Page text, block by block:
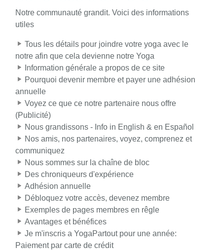
Notre communauté grandit. Voici des informations
utiles
Tous les détails pour joindre votre yoga avec le
notre afin que cela devienne notre Yoga
Information générale a propos de ce site
Pourquoi devenir membre et payer une adhésion
annuelle
Voyez ce que ce notre partenaire nous offre
(Publicité)
Nous grandissons - Info in English & en Español
Nos amis, nos partenaires, voyez, comprenez et
communiquez
Nous sommes sur la chaîne de bloc
Des chroniqueurs d'expérience
Adhésion annuelle
Débloquez votre accès, devenez membre
Exemples de pages membres en rêgle
Avantages et bénéfices
Je m'inscris a YogaPartout pour une année:
Paiement par carte de crédit